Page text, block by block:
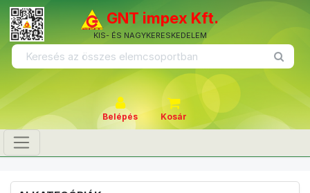
GNT impex Kft.
KIS- ÉS NAGYKERESKEDELEM
Belépés Kosár